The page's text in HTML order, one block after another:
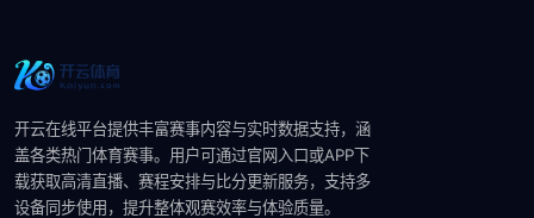
开云在线平台提供丰富赛事内容与实时数据支持，涵
盖各类热门体育赛事。用户可通过官网入口或APP下
载获取高清直播、赛程安排与比分更新服务，支持多
设备同步使用，提升整体观赛效率与体验质量。